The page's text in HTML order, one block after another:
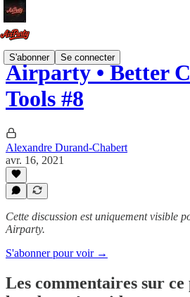
S'abonner Se connecter
Airparty • Better
Tools #8
Alexandre Durand-Chabert
avr. 16, 2021
Cette discussion est uniquement visible
Airparty.
S'abonner pour voir →
Les commentaires sur